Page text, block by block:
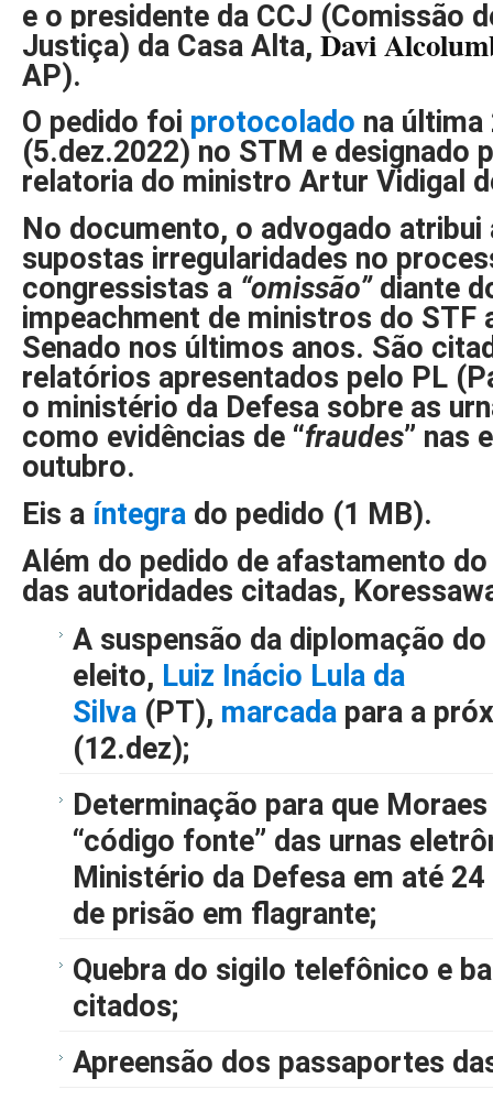
e o presidente da CCJ (Comissão
Justiça) da Casa Alta, Davi
AP).
O pedido foi protocolado na última
(5.dez.2022) no STM e designado
relatoria do ministro Artur Vidigal
No documento, o advogado
supostas irregularidades no
congressistas a “omissão”diante
impeachment de ministros do STF
Senado nos últimos anos. São
relatórios apresentados pelo PL
o ministério da Defesa sobre as
como evidências de “fraudes” nas
outubro.
Eis a íntegra do pedido (1 MB).
Além do pedido de afastamento
das autoridades citadas,
A suspensão da diplomação
eleito, Luiz Inácio Lula da
Silva (PT), marcada para a
(12.dez);
Determinação para que
“código fonte” das urnas
Ministério da Defesa em até
de prisão em flagrante;
Quebra do sigilo telefônico e
citados;
Apreensão dos passaportes